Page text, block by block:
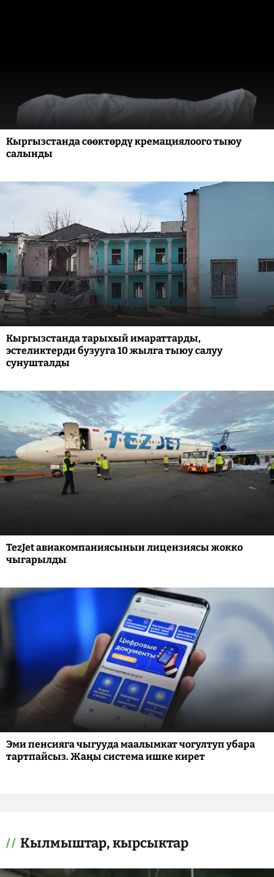
Кыргызстанда сөөктөрдү кремациялоого тыюу
салынды
Кыргызстанда тарыхый имараттарды,
эстеликтерди бузууга 10 жылга тыюу салуу
сунушталды
TezJet авиакомпаниясынын лицензиясы жокко
чыгарылды
Эми пенсияга чыгууда маалымкат чогултуп убара
тартпайсыз. Жаңы система ишке кирет
Кылмыштар, кырсыктар